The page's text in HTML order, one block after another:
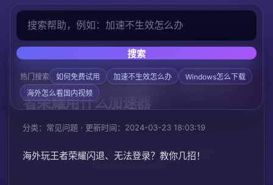
搜索
热门搜索 如何免费试用 加速不生效怎么办
Windows怎么下载
海外怎么看国内视频
首页 帮助中心 常见问题
国外可以玩王者荣耀吗？国外玩王
者荣耀用什么加速器
分类：常见问题 · 更新时间：2024-03-23 18:03:19
海外玩王者荣耀闪退、无法登录？教你几招！